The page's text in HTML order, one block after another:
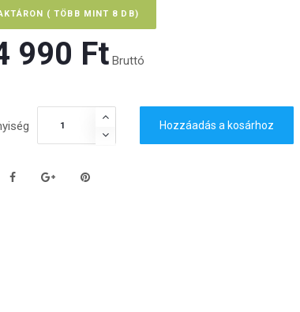
( TÖBB MINT 8 DB)
990 Ft‎ Bruttó
Hozzáadás a kosárhoz